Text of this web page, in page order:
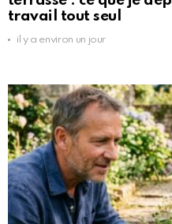
travail tout seul
il y a environ un jour